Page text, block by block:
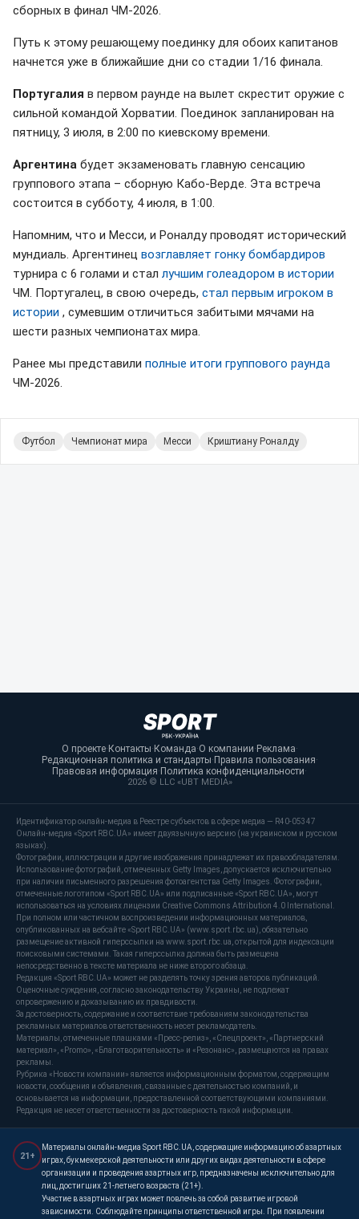
сборных в финал ЧМ-2026.
Путь к этому решающему поединку для обоих капитанов
начнется уже в ближайшие дни со стадии 1/16 финала.
Португалия в первом раунде на вылет скрестит оружие с
сильной командой Хорватии. Поединок запланирован на
пятницу, 3 июля, в 2:00 по киевскому времени.
Аргентина будет экзаменовать главную сенсацию
группового этапа – сборную Кабо-Верде. Эта встреча
состоится в субботу, 4 июля, в 1:00.
Напомним, что и Месси, и Роналду проводят исторический
мундиаль. Аргентинец возглавляет гонку бомбардиров
турнира с 6 голами и стал лучшим голеадором в истории
ЧМ. Португалец, в свою очередь, стал первым игроком в
истории , сумевшим отличиться забитыми мячами на
шести разных чемпионатах мира.
Ранее мы представили полные итоги группового раунда
ЧМ-2026.
Футбол Чемпионат мира Месси Криштиану Роналду
О проекте· Контакты· Команда·О компании· Реклама·
Редакционная политика и стандарты· Правила пользования·
Правовая информация· Политика конфиденциальности·
2026 © LLC «UBT MEDIA»
Идентификатор онлайн-медиа в Реестре субъектов в сфере медиа — R40-05347
Онлайн-медиа «Sport RBC.UA» имеет двуязычную версию (на украинском и русском
языках).
Фотографии, иллюстрации и другие изображения принадлежат их правообладателям.
Использование фотографий, отмеченных Getty Images, допускается исключительно
при наличии письменного разрешения фотоагентства Getty Images. Фотографии,
отмеченные логотипом «Sport RBC.UA» или подписанные «Sport RBC.UA», могут
использоваться на условиях лицензии Creative Commons Attribution 4.0 International.
При полном или частичном воспроизведении информационных материалов,
опубликованных на вебсайте «Sport RBC.UA» (www.sport.rbc.ua), обязательно
размещение активной гиперссылки на www.sport.rbc.ua, открытой для индексации
поисковыми системами. Такая гиперссылка должна быть размещена
непосредственно в тексте материала не ниже второго абзаца.
Редакция «Sport RBC.UA» может не разделять точку зрения авторов публикаций.
Оценочные суждения, согласно законодательству Украины, не подлежат
опровержению и доказыванию их правдивости.
За достоверность, содержание и соответствие требованиям законодательства
рекламных материалов ответственность несет рекламодатель.
Материалы, отмеченные плашками «Пресс-релиз», «Спецпроект», «Партнерский
материал», «Promo», «Благотворительность» и «Резонанс», размещаются на правах
рекламы.
Рубрика «Новости компании» является информационным форматом, содержащим
новости, сообщения и объявления, связанные с деятельностью компаний, и
основывается на информации, предоставленной соответствующими компаниями.
Редакция не несет ответственности за достоверность такой информации.
21+
Материалы онлайн-медиа Sport RBC.UA, содержащие информацию об азартных
играх, букмекерской деятельности или других видах деятельности в сфере
организации и проведения азартных игр, предназначены исключительно для
лиц, достигших 21-летнего возраста (21+).
Участие в азартных играх может повлечь за собой развитие игровой
зависимости. Соблюдайте принципы ответственной игры. При появлении